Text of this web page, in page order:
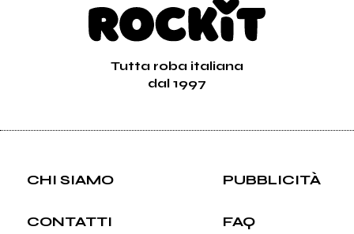
Tutta roba italiana
dal 1997
CHI SIAMO PUBBLICITÀ
CONTATTI FAQ